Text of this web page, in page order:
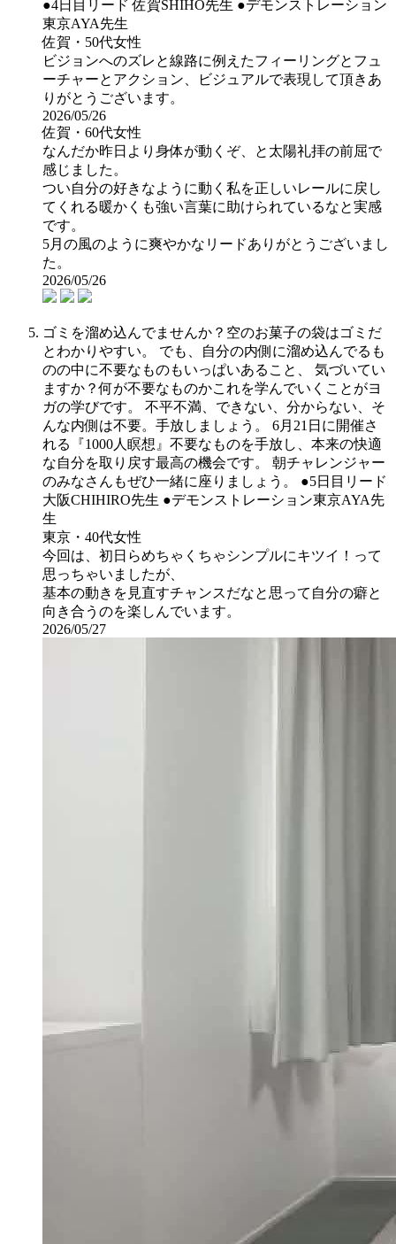
●4日目リード 佐賀SHIHO先生 ●デモンストレーション
東京AYA先生
佐賀・50代女性
ビジョンへのズレと線路に例えたフィーリングとフュ
ーチャーとアクション、ビジュアルで表現して頂きあ
りがとうございます。
2026/05/26
佐賀・60代女性
なんだか昨日より身体が動くぞ、と太陽礼拝の前屈で
感じました。
つい自分の好きなように動く私を正しいレールに戻し
てくれる暖かくも強い言葉に助けられているなと実感
です。
5月の風のように爽やかなリードありがとうございまし
た。
2026/05/26
ゴミを溜め込んでませんか？空のお菓子の袋はゴミだ
とわかりやすい。 でも、自分の内側に溜め込んでるも
のの中に不要なものもいっぱいあること、 気づいてい
ますか？何が不要なものかこれを学んでいくことがヨ
ガの学びです。 不平不満、できない、分からない、そ
んな内側は不要。手放しましょう。 6月21日に開催さ
れる『1000人瞑想』不要なものを手放し、本来の快適
な自分を取り戻す最高の機会です。 朝チャレンジャー
のみなさんもぜひ一緒に座りましょう。 ●5日目リード
大阪CHIHIRO先生 ●デモンストレーション東京AYA先
生
東京・40代女性
今回は、初日らめちゃくちゃシンプルにキツイ！って
思っちゃいましたが、
基本の動きを見直すチャンスだなと思って自分の癖と
向き合うのを楽しんでいます。
2026/05/27